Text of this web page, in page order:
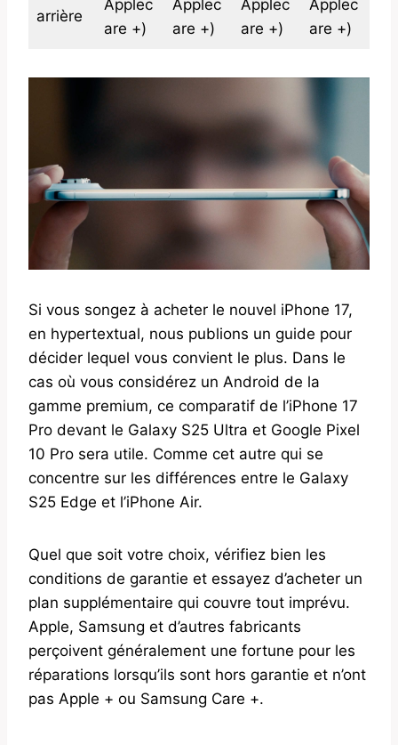
arrière
Applec
are +)
Applec
are +)
Applec
are +)
Applec
are +)
Si vous songez à acheter le nouvel iPhone 17,
en hypertextual, nous publions un guide pour
décider lequel vous convient le plus. Dans le
cas où vous considérez un Android de la
gamme premium, ce comparatif de l’iPhone 17
Pro devant le Galaxy S25 Ultra et Google Pixel
10 Pro sera utile. Comme cet autre qui se
concentre sur les différences entre le Galaxy
S25 Edge et l’iPhone Air.
Quel que soit votre choix, vérifiez bien les
conditions de garantie et essayez d’acheter un
plan supplémentaire qui couvre tout imprévu.
Apple, Samsung et d’autres fabricants
perçoivent généralement une fortune pour les
réparations lorsqu’ils sont hors garantie et n’ont
pas Apple + ou Samsung Care +.